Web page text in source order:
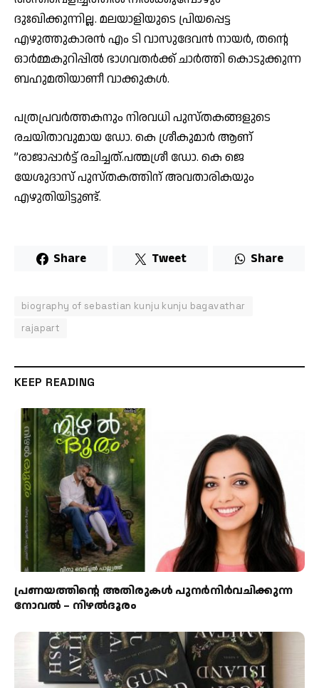
ദുഃഖിക്കുന്നില്ല. മലയാളിയുടെ പ്രിയപ്പെട്ട
എഴുത്തുകാരൻ എം ടി വാസുദേവൻ നായർ, തന്റെ
ഓർമ്മകുറിപ്പിൽ ഭാഗവതർക്ക് ചാർത്തി കൊടുക്കുന്ന
ബഹുമതിയാണീ വാക്കുകൾ.
പത്രപ്രവർത്തകനും നിരവധി പുസ്തകങ്ങളുടെ
രചയിതാവുമായ ഡോ. കെ ശ്രീകുമാർ ആണ്
”രാജാപ്പാർട്ട് രചിച്ചത്.പത്മശ്രീ ഡോ. കെ ജെ
യേശുദാസ് പുസ്തകത്തിന് അവതാരികയും
എഴുതിയിട്ടുണ്ട്.
Share Tweet Share
biography of sebastian kunju kunju bagavathar
rajapart
KEEP READING
പ്രണയത്തിന്റെ അതിരുകൾ പുനർനിർവചിക്കുന്ന
നോവൽ – നിഴൽദൂരം